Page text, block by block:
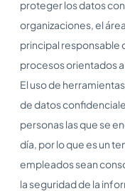
proteger los datos
organizaciones, el
principal responsable
procesos orientados
El uso de
de datos
personas las que se
día, por lo que es un
empleados sean
la seguridad de la